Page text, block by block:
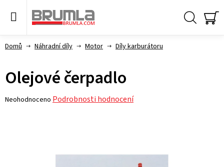
Domů Náhradní díly Motor Díly karburátoru
Olejové čerpadlo
Průměrné
Neohodnoceno Podrobnosti hodnocení